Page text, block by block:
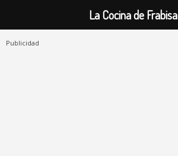
Publicidad
La Cocina de Frabisa